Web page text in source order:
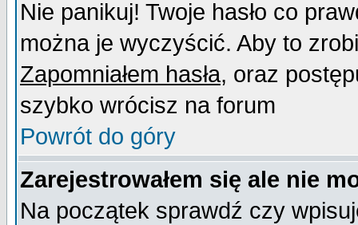
Nie panikuj! Twoje hasło co
można je wyczyścić. Aby to
Zapomniałem hasła, oraz
szybko wrócisz na forum
Powrót do góry
Zarejestrowałem się ale nie
Na początek sprawdź czy